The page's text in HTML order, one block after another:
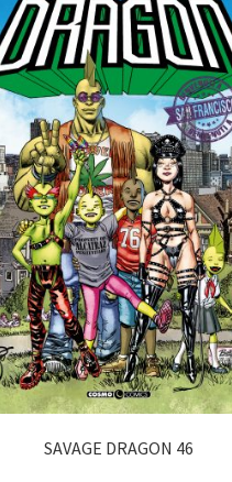
SAVAGE DRAGON 46